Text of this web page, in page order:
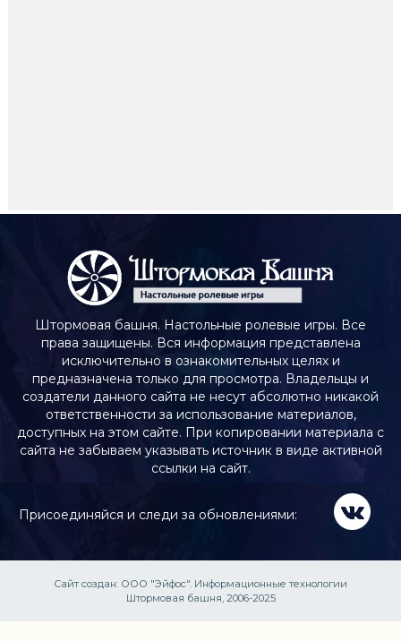
Штормовая башня. Настольные ролевые игры. Все
права защищены. Вся информация представлена
исключительно в ознакомительных целях и
предназначена только для просмотра. Владельцы и
создатели данного сайта не несут абсолютно никакой
ответственности за использование материалов,
доступных на этом сайте. При копировании материала с
сайта не забываем указывать источник в виде активной
ссылки на сайт.
Присоединяйся и следи за обновлениями:
Сайт создан: ООО "Эйфос". Информационные технологии
Штормовая башня, 2006-2025